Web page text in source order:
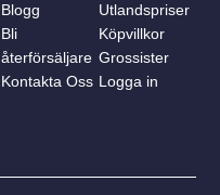
Blogg
Bli
återförsäljare
Kontakta Oss
Utlandspriser
Köpvillkor
Grossister
Logga in